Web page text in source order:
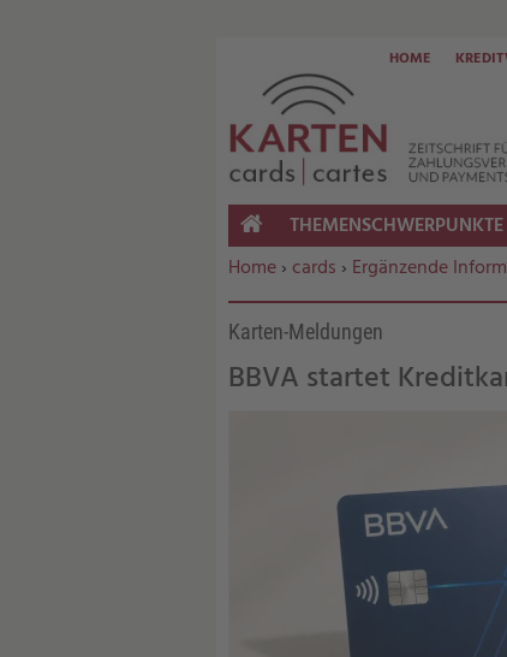
HOME
Sie befinden sich hier:
Home› cards › Ergänzende
Karten-Meldungen
BBVA startet
HOME
THEMENSCHWERPUNKTE